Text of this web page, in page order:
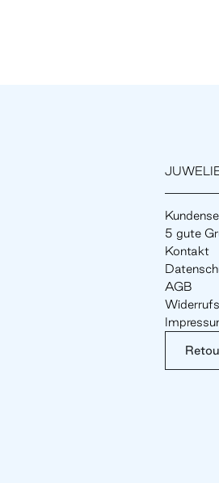
5 gute
Kontakt
AGB